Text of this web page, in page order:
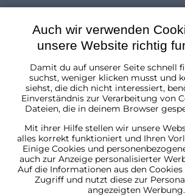
Österreich
Auch wir verwenden
unsere Website richtig
Damit du auf unserer Seite schnell
suchst, weniger klicken musst und
siehst, die dich nicht interessiert,
Einverständnis zur Verarbeitung von
Dateien, die in deinem Browser
Mit ihrer Hilfe stellen wir unsere
alles korrekt funktioniert und Ihren
Einige Cookies und
auch zur Anzeige personalisierter
Auf die Informationen aus den
Zugriff und nutzt diese zur
angezeigten Werbung.